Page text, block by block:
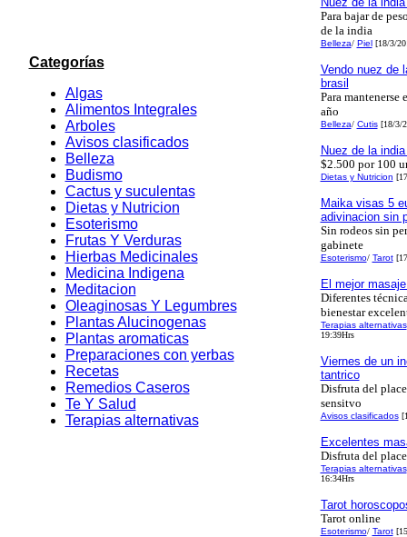
Categorías
Algas
Alimentos Integrales
Arboles
Avisos clasificados
Belleza
Budismo
Cactus y suculentas
Dietas y Nutricion
Esoterismo
Frutas Y Verduras
Hierbas Medicinales
Medicina Indigena
Meditacion
Oleaginosas Y Legumbres
Plantas Alucinogenas
Plantas aromaticas
Preparaciones con yerbas
Recetas
Remedios Caseros
Te Y Salud
Terapias alternativas
Para bajar de
de la india
Belleza/ Piel[18/3/
Vendo nuez de
brasil
Para mantenerse
año
Belleza/ Cutis[18/3/
Nuez de la
$2.500 por 100
Dietas y Nutricion
Maika visas 5
adivinacion sin
Sin rodeos sin
gabinete
Esoterismo/ Tarot
El mejor
Diferentes
bienestar
Terapias alternativas
19:39Hrs
Viernes de un
tantrico
Disfruta del
sensitvo
Avisos clasificados
Excelentes
Disfruta del
Terapias alternativas
16:34Hrs
Tarot
Tarot online
Esoterismo/ Tarot